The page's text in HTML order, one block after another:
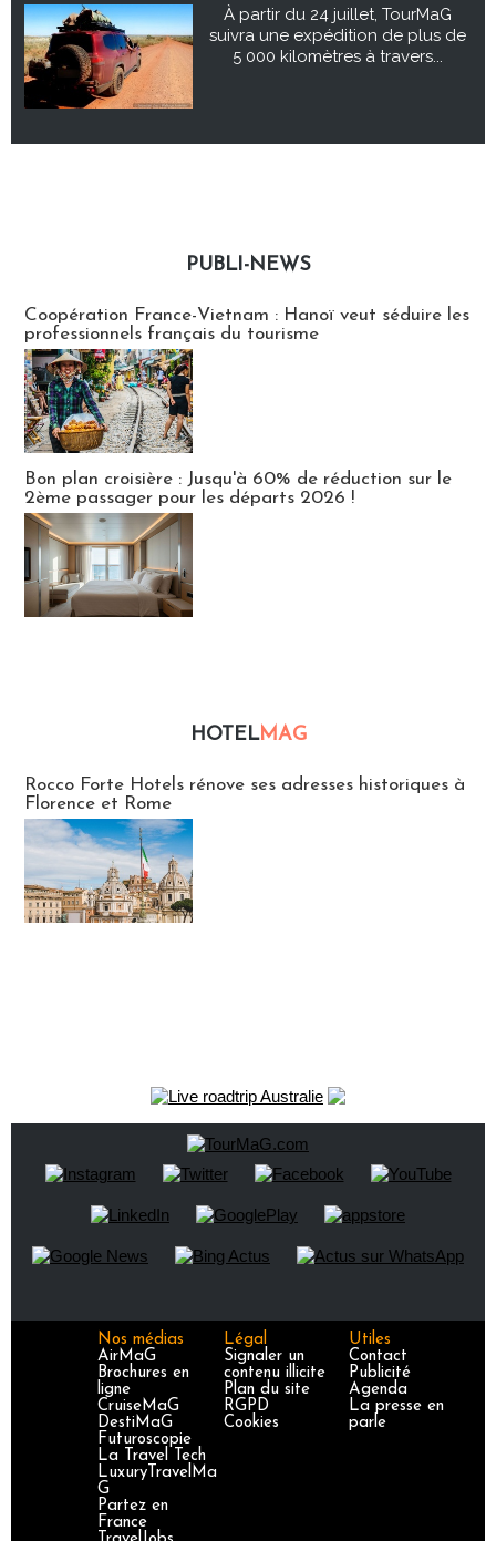
À partir du 24 juillet, TourMaG
suivra une expédition de plus de
5 000 kilomètres à travers...
PUBLI-NEWS
Coopération France-Vietnam : Hanoï veut séduire les
professionnels français du tourisme
Bon plan croisière : Jusqu'à 60% de réduction sur le
2ème passager pour les départs 2026 !
HOTELMAG
Rocco Forte Hotels rénove ses adresses historiques à
Florence et Rome
Nos médias
AirMaG
Brochures en
ligne
CruiseMaG
DestiMaG
Futuroscopie
La Travel Tech
LuxuryTravelMa
G
Partez en
France
Légal
Signaler un
contenu illicite
Plan du site
RGPD
Cookies
Utiles
Contact
Publicité
Agenda
La presse en
parle